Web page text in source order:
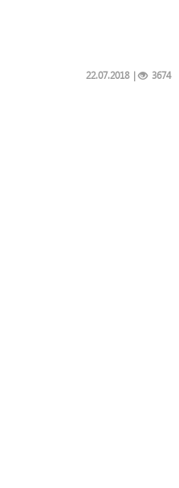
| 3674
22.07.2018